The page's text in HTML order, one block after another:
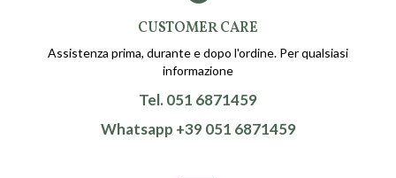
CUSTOMER CARE
Assistenza prima, durante e dopo l'ordine. Per qualsiasi
informazione
Tel. 051 6871459
Whatsapp +39 051 6871459